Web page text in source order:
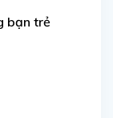
bạn trẻ